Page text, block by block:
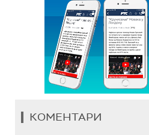
КОМЕНТАРИ